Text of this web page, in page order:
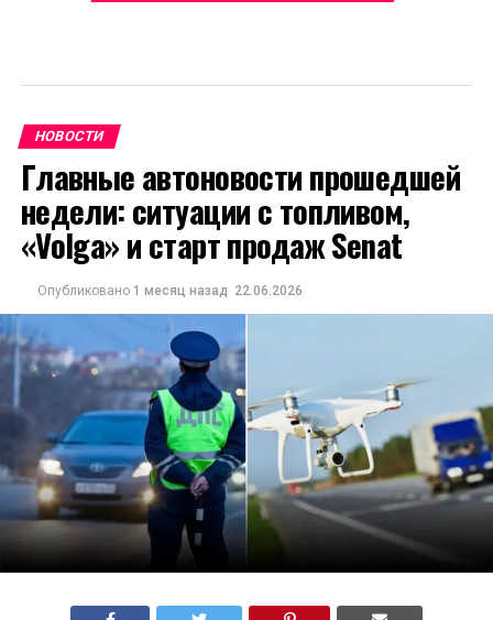
НОВОСТИ
Главные автоновости прошедшей
недели: ситуации с топливом,
«Volga» и старт продаж Senat
Опубликовано 1 месяц назад 22.06.2026